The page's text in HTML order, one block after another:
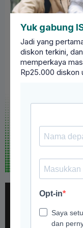
Yuk gabung
Jadi yang
diskon terkini,
memperkaya
Rp25.000 diskon